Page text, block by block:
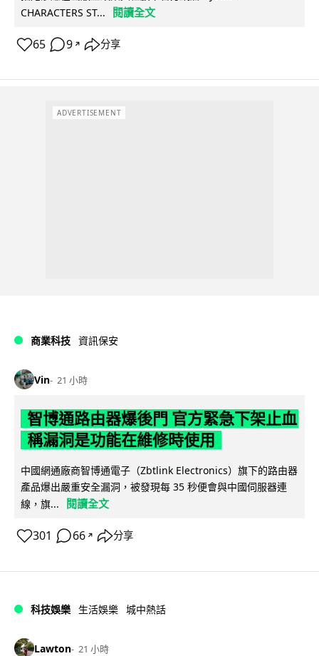
CHARACTERS ST...
閱讀全文
65 9 ↗ 分享
ADVERTISEMENT
商業科技 資訊保安
Vin 21 小時
智博通路由器爆後門 官方緊急下架止血
稱漏洞是功能在維修時使用
中國網通廠商智博通電子（Zbtlink Electronics）旗下的路由器
產品爆出嚴重安全漏洞，被發現每 35 秒便會與中國伺服器連
線，旗...
閱讀全文
301 66 ↗ 分享
科技娛樂 生活娛樂 城中熱話
Lawton 21 小時